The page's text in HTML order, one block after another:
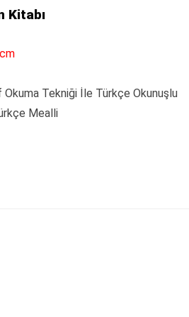
Kitabı
Tekniği İle Türkçe Okunuşlu
Mealli